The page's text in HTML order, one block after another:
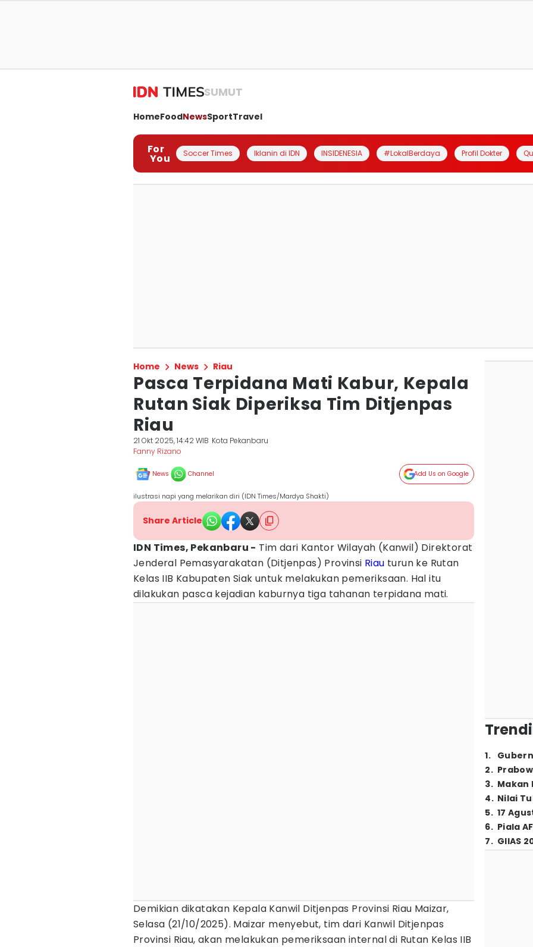
SUMUT
HomeFoodNewsSportTravel
For
You Soccer Times Iklanin di IDN INSIDENESIA #LokalBerdaya Profil Dokter
Home News Riau
Pasca Terpidana Mati Kabur, Kepala
Rutan Siak Diperiksa Tim Ditjenpas
Riau
21 Okt 2025, 14:42 WIB Kota Pekanbaru
Fanny Rizano
News Channel Add Us on Google
ilustrasi napi yang melarikan diri (IDN Times/Mardya Shakti)
Share Article
IDN Times, Pekanbaru - Tim dari Kantor Wilayah (Kanwil) Direktorat
Jenderal Pemasyarakatan (Ditjenpas) Provinsi Riau turun ke Rutan
Kelas IIB Kabupaten Siak untuk melakukan pemeriksaan. Hal itu
dilakukan pasca kejadian kaburnya tiga tahanan terpidana mati.
Demikian dikatakan Kepala Kanwil Ditjenpas Provinsi Riau Maizar,
Selasa (21/10/2025). Maizar menyebut, tim dari Kanwil Ditjenpas
Provinsi Riau, akan melakukan pemeriksaan internal di Rutan Kelas IIB
1.
2.
3. Makan
4. Nilai
5. 17
6. Piala
7. GIIAS